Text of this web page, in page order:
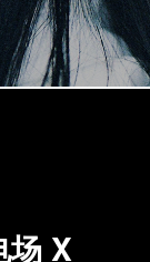
场 X